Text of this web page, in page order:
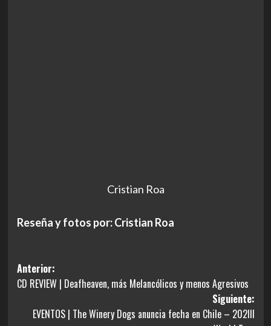
Cristian Roa
Reseña y fotos por: Cristian Roa
Navegación
de
entradas
Anterior:
CD REVIEW | Deafheaven, más Melancólicos y menos Agresivos
Siguiente:
EVENTOS | The Winery Dogs anuncia fecha en Chile – 202III